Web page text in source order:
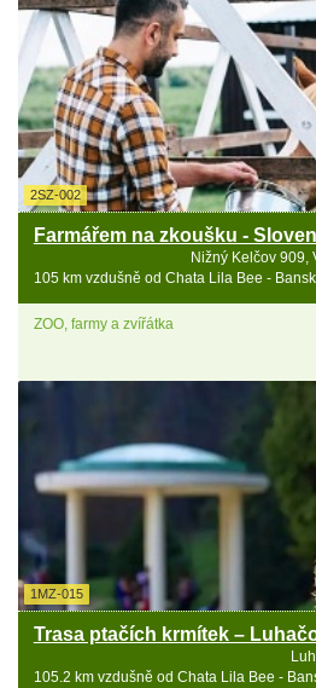
2SZ-002
Farmářem na zkoušku -
Nižný Kelčov 909,
105 km vzdušně od Chata Lila Bee -
ZOO, farmy a zvířátka
1MZ-015
Trasa ptačích krmítek –
105.2 km vzdušně od Chata Lila Bee -